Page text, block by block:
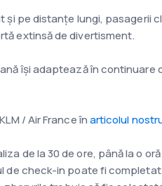
pe distanțe lungi, pasagerii
extinsă de divertisment.
își adaptează în
/ Air France înarticolul
de la 30 de ore, până la o
de check-in poate fi